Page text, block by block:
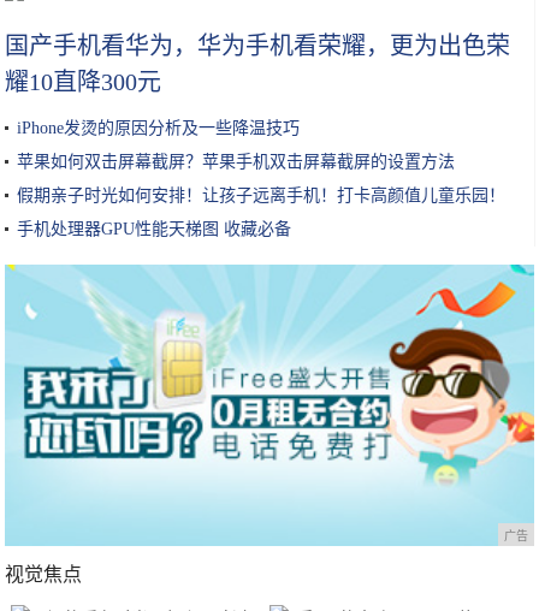
国产手机看华为，华为手机看荣耀，更为出色荣
耀10直降300元
iPhone发烫的原因分析及一些降温技巧
苹果如何双击屏幕截屏？苹果手机双击屏幕截屏的设置方法
假期亲子时光如何安排！让孩子远离手机！打卡高颜值儿童乐园！
手机处理器GPU性能天梯图 收藏必备
广告
视觉焦点